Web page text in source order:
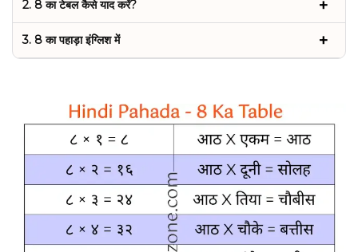
2. 8 का टेबल कैसे याद करें?
3. 8 का पहाड़ा इंग्लिश में